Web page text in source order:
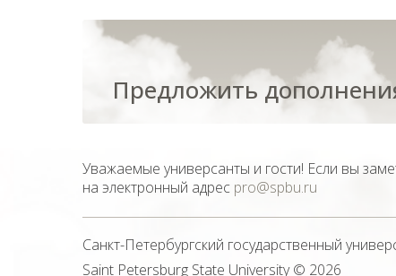
Предложить
Saint Petersburg State University© 2026
Уважаемые универсанты и гости! Если вы
на электронный адрес pro@spbu.ru
Санкт-Петербургский государственный